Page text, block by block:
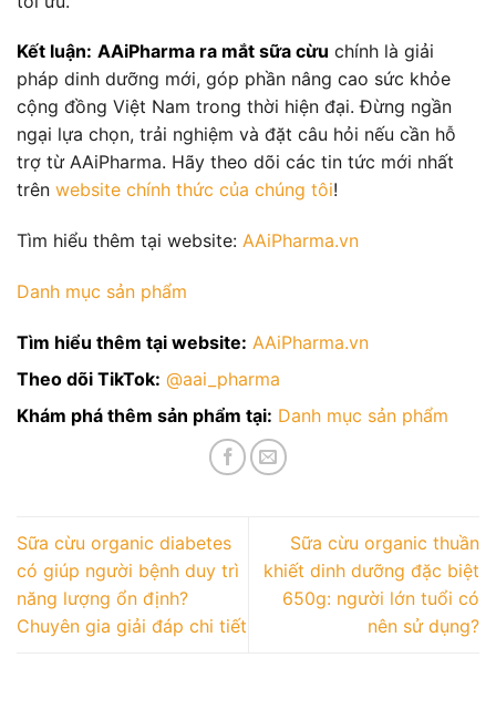
Kết luận: AAiPharma ra mắt sữa cừu chính là giải
pháp dinh dưỡng mới, góp phần nâng cao sức khỏe
cộng đồng Việt Nam trong thời hiện đại. Đừng ngần
ngại lựa chọn, trải nghiệm và đặt câu hỏi nếu cần hỗ
trợ từ AAiPharma. Hãy theo dõi các tin tức mới nhất
trên website chính thức của chúng tôi!
Tìm hiểu thêm tại website: AAiPharma.vn
Danh mục sản phẩm
Tìm hiểu thêm tại website: AAiPharma.vn
Theo dõi TikTok: @aai_pharma
Khám phá thêm sản phẩm tại: Danh mục sản phẩm
Sữa cừu organic diabetes
có giúp người bệnh duy trì
năng lượng ổn định?
Chuyên gia giải đáp chi tiết
Sữa cừu organic thuần
khiết dinh dưỡng đặc biệt
650g: người lớn tuổi có
nên sử dụng?